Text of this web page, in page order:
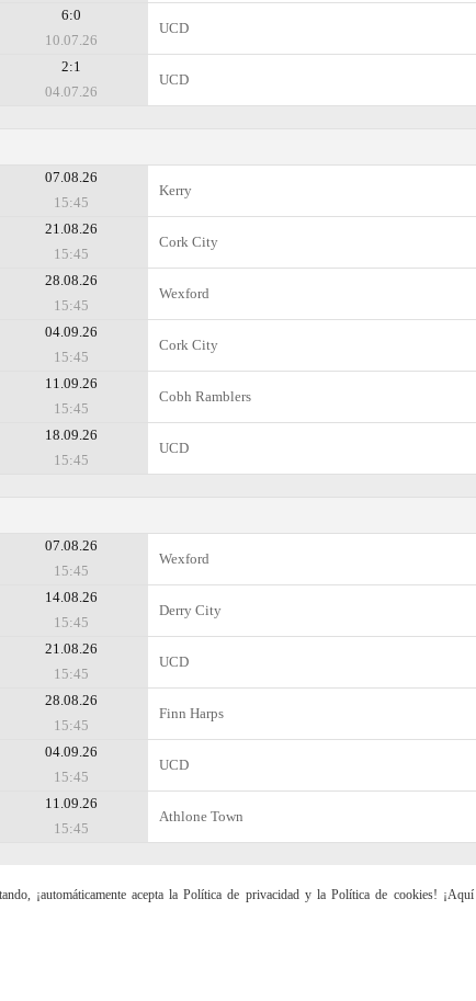
6:0
10.07.26
UCD
2:1
04.07.26
UCD
07.08.26
15:45
Kerry
21.08.26
15:45
Cork City
28.08.26
15:45
Wexford
04.09.26
15:45
Cork City
11.09.26
15:45
Cobh Ramblers
18.09.26
15:45
UCD
07.08.26
15:45
Wexford
14.08.26
15:45
Derry City
21.08.26
15:45
UCD
28.08.26
15:45
Finn Harps
04.09.26
15:45
UCD
11.09.26
15:45
Athlone Town
¡automáticamente acepta la Política de privacidad y la Política de cookies! ¡Aquí